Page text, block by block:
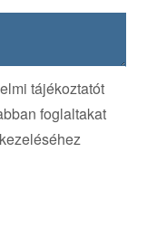
tájékoztatót
foglaltakat